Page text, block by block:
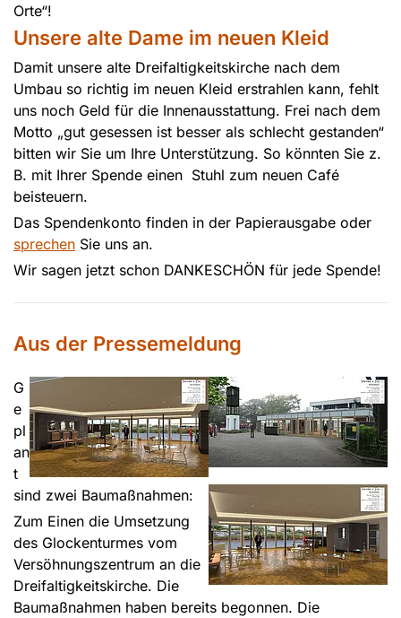
Orte“!
Unsere alte Dame im neuen Kleid
Damit unsere alte Dreifaltigkeitskirche nach dem
Umbau so richtig im neuen Kleid erstrahlen kann, fehlt
uns noch Geld für die Innenausstattung. Frei nach dem
Motto „gut gesessen ist besser als schlecht gestanden“
bitten wir Sie um Ihre Unterstützung. So könnten Sie z.
B. mit Ihrer Spende einen Stuhl zum neuen Café
beisteuern.
Das Spendenkonto finden in der Papierausgabe oder
sprechen Sie uns an.
Wir sagen jetzt schon DANKESCHÖN für jede Spende!
Aus der Pressemeldung
G
e
pl
an
t
sind zwei Baumaßnahmen:
Zum Einen die Umsetzung
des Glockenturmes vom
Versöhnungszentrum an die
Dreifaltigkeitskirche. Die
Baumaßnahmen haben bereits begonnen. Die